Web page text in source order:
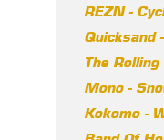
REZN -
Quicksand
The Rolling
Mono -
Kokomo -
Band Of